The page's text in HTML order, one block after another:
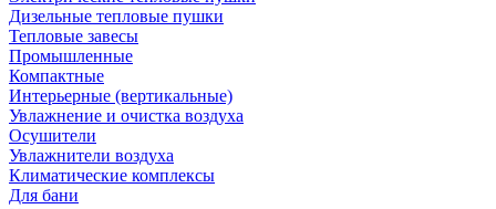
Дизельные тепловые пушки
Тепловые завесы
Промышленные
Компактные
Интерьерные (вертикальные)
Увлажнение и очистка воздуха
Осушители
Увлажнители воздуха
Климатические комплексы
Для бани